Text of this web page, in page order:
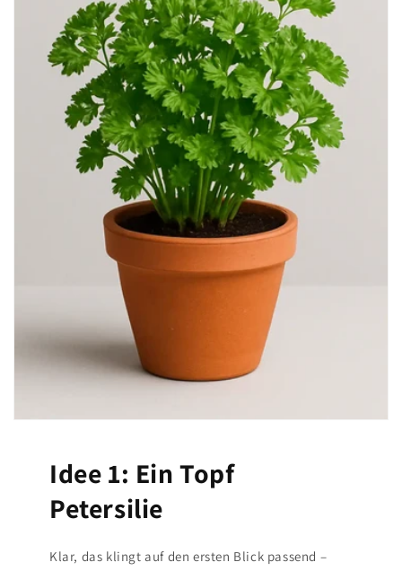
Idee 1: Ein Topf
Petersilie
Klar, das klingt auf den ersten Blick passend –